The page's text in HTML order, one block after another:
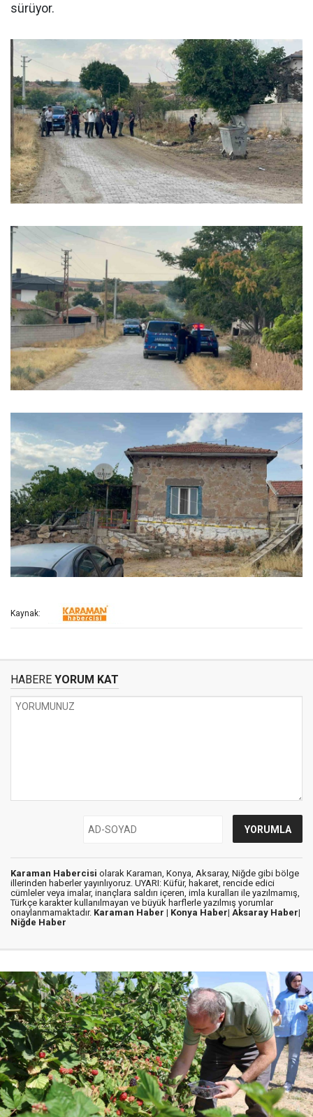
sürüyor.
Kaynak:
HABERE YORUM KAT
Karaman Habercisi olarak Karaman, Konya, Aksaray, Niğde gibi bölge
illerinden haberler yayınlıyoruz. UYARI: Küfür, hakaret, rencide edici
cümleler veya imalar, inançlara saldırı içeren, imla kuralları ile yazılmamış,
Türkçe karakter kullanılmayan ve büyük harflerle yazılmış yorumlar
onaylanmamaktadır. Karaman Haber | Konya Haber| Aksaray Haber|
Niğde Haber